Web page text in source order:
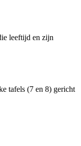
leeftijd en zijn
tafels (7 en 8) gericht